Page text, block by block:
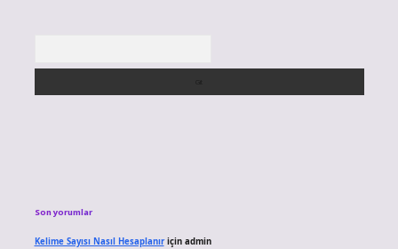
Son yorumlar
Kelime Sayısı Nasıl Hesaplanıriçin admin